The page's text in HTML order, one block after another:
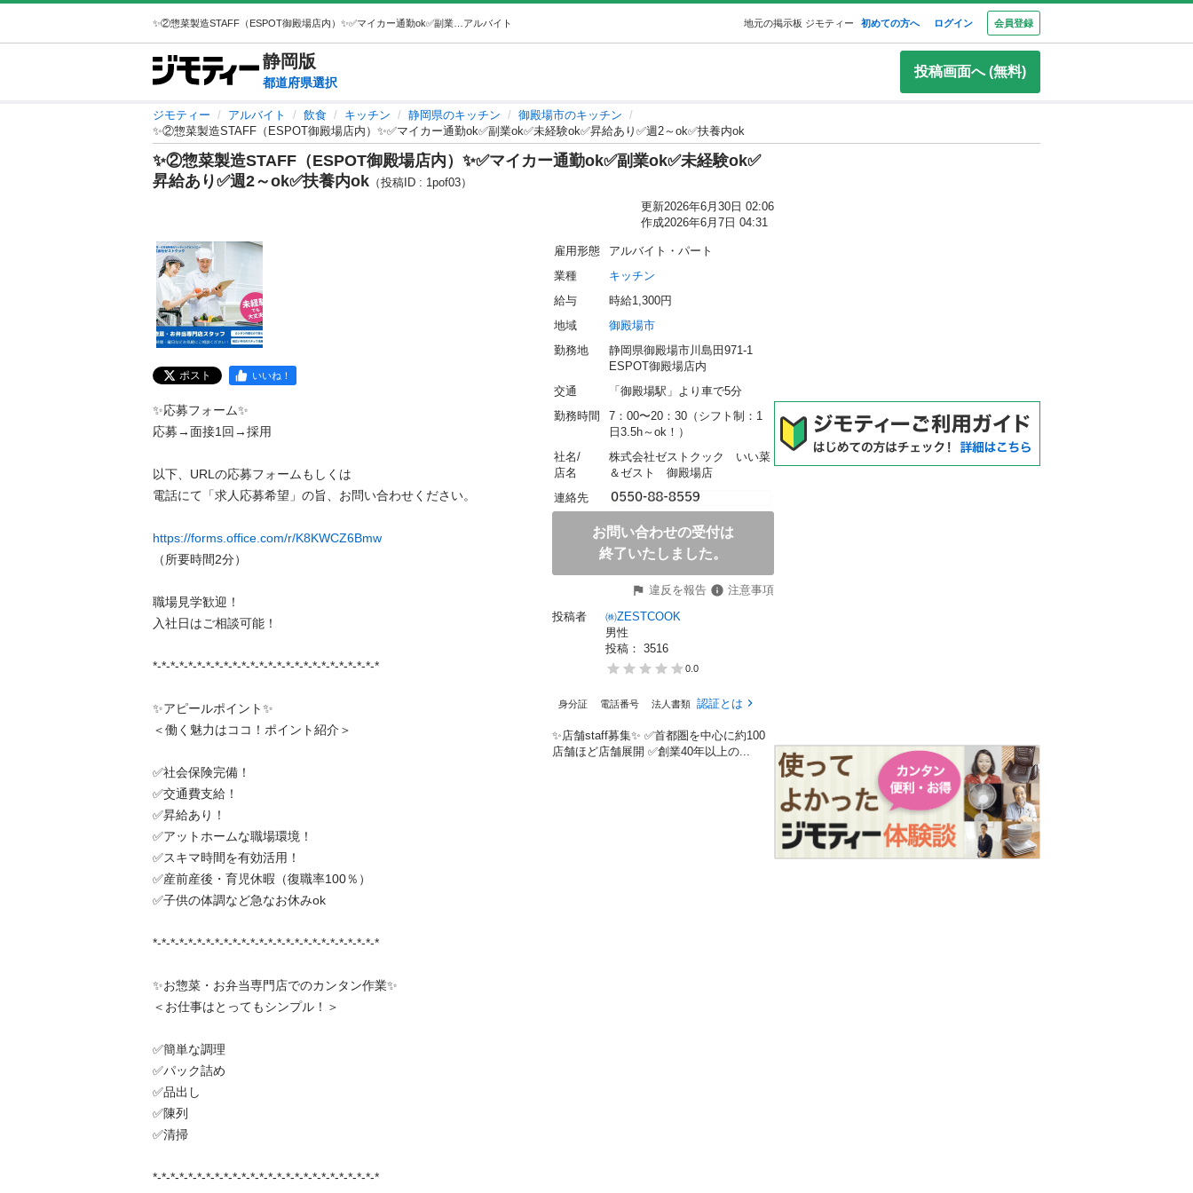
アルバイト 地元の掲示板 ジモティー 初めての方へ ログイン 会員登録
静岡版
都道府県選択
投稿画面へ (無料)
ジモティー アルバイト 飲食 キッチン 静岡県のキッチン
御殿場市のキッチン
✨②惣菜製造STAFF（ESPOT御殿場店内）✨✅マイカー通勤ok✅副業ok✅未経験ok✅昇給あり✅週2～ok✅扶養内ok
✨②惣菜製造STAFF（ESPOT御殿場店内）✨✅マイカー通勤ok✅副業ok✅未経験ok✅
昇給あり✅週2～ok✅扶養内ok （投稿ID : 1pof03）
更新2026年6月30日 02:06
作成2026年6月7日 04:31
ポスト いいね！
✨応募フォーム✨
応募→面接1回→採用
以下、URLの応募フォームもしくは
電話にて「求人応募希望」の旨、お問い合わせください。
https://forms.office.com/r/K8KWCZ6Bmw
（所要時間2分）
職場見学歓迎！
入社日はご相談可能！
*-*-*-*-*-*-*-*-*-*-*-*-*-*-*-*-*-*-*-*-*-*-*-*-*-*
✨アピールポイント✨
＜働く魅力はココ！ポイント紹介＞
✅社会保険完備！
✅交通費支給！
✅昇給あり！
✅アットホームな職場環境！
✅スキマ時間を有効活用！
✅産前産後・育児休暇（復職率100％）
✅子供の体調など急なお休みok
*-*-*-*-*-*-*-*-*-*-*-*-*-*-*-*-*-*-*-*-*-*-*-*-*-*
✨お惣菜・お弁当専門店でのカンタン作業✨
＜お仕事はとってもシンプル！＞
✅簡単な調理
✅パック詰め
✅品出し
✅陳列
✅清掃
*-*-*-*-*-*-*-*-*-*-*-*-*-*-*-*-*-*-*-*-*-*-*-*-*-*
雇用形態
アルバイト・パート
業種
キッチン
給与
時給1,300円
地域
御殿場市
勤務地
静岡県御殿場市川島田971-1
ESPOT御殿場店内
交通
「御殿場駅」より車で5分
勤務時間
7：00〜20：30（シフト制：1
日3.5h～ok！）
社名/
店名
株式会社ゼストクック　いい菜
＆ゼスト　御殿場店
連絡先
お問い合わせの受付は
終了いたしました。
違反を報告
注意事項
投稿者
㈱ZESTCOOK
男性
投稿： 3516
0.0
身分証 電話番号 法人書類 認証とは
✨店舗staff募集✨ ✅首都圏を中心に約100
店舗ほど店舗展開 ✅創業40年以上の...